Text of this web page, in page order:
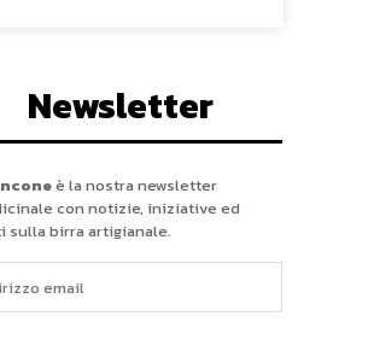
Newsletter
è la nostra newsletter
con notizie, iniziative ed
sulla birra artigianale.